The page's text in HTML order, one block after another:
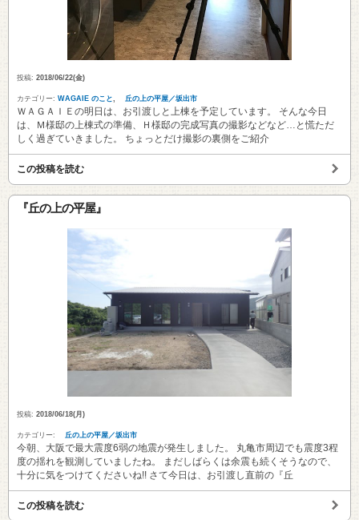
投稿: 2018/06/22(金)
カテゴリー: WAGAIE のこと, 丘の上の平屋／坂出市
ＷＡＧＡＩＥの明日は、お引渡しと上棟を予定しています。 そんな今日
は、Ｍ様邸の上棟式の準備、Ｈ様邸の完成写真の撮影などなど…と慌ただ
しく過ぎていきました。 ちょっとだけ撮影の裏側をご紹介
この投稿を読む
『丘の上の平屋』
投稿: 2018/06/18(月)
カテゴリー: 丘の上の平屋／坂出市
今朝、大阪で最大震度6弱の地震が発生しました。 丸亀市周辺でも震度3程
度の揺れを観測していましたね。 まだしばらくは余震も続くそうなので、
十分に気をつけてくださいね!! さて今日は、お引渡し直前の『丘
この投稿を読む